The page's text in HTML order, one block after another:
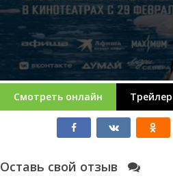
Смотреть онлайн Трейлер
Оставь свой отзыв